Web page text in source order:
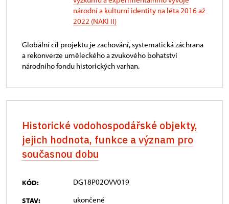
národní a kulturní identity na léta 2016 až
2022 (NAKI II)
Globální cíl projektu je zachování, systematická záchrana
a rekonverze uměleckého a zvukového bohatství
národního fondu historických varhan.
Historické vodohospodářské objekty,
jejich hodnota, funkce a význam pro
současnou dobu
KÓD: DG18P02OVV019
STAV: ukončené